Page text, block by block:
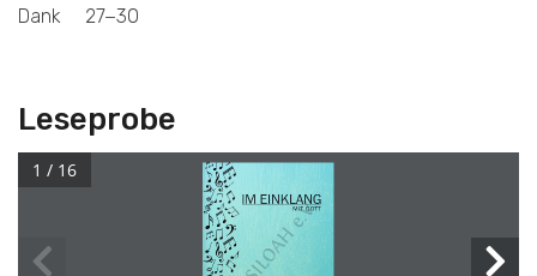
Dank 27−30
Leseprobe
1 / 16